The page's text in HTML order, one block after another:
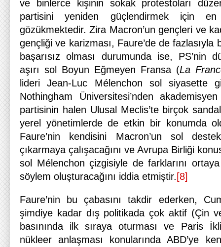
ve binlerce kişinin sokak protestoları
partisini yeniden güçlendirmek için
gözükmektedir. Zira Macron’un gençleri ve
gençliği ve karizması, Faure’de de fazlasıyla
başarısız olması durumunda ise, PS’nin
aşırı sol Boyun Eğmeyen Fransa (La
lideri Jean-Luc Mélenchon sol siyasette
Nothingham Üniversitesi’nden
partisinin halen Ulusal Meclis’te birçok
yerel yönetimlerde de etkin bir konumda
Faure’nin kendisini Macron’un sol
çıkarmaya çalışacağını ve Avrupa Birliği
sol Mélenchon çizgisiyle de farklarını
söylem oluşturacağını iddia etmiştir. [8]
Faure’nin bu çabasını takdir ederken,
şimdiye kadar dış politikada çok aktif (Çin
basınında ilk sıraya oturması ve Paris
nükleer anlaşması konularında ABD’ye